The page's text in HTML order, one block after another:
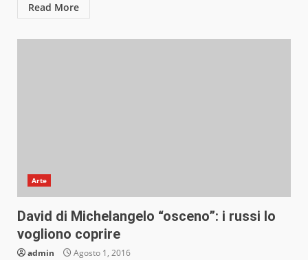
Read More
Arte
David di Michelangelo “osceno”: i russi lo
vogliono coprire
admin Agosto 1, 2016